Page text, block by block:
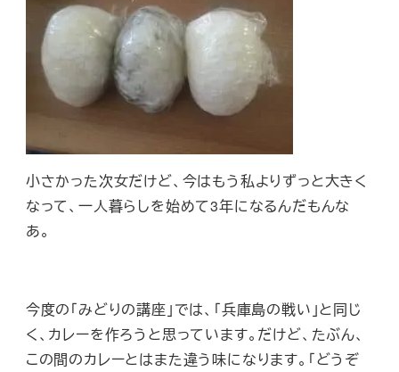
小さかった次女だけど、今はもう私よりずっと大きく
なって、一人暮らしを始めて3年になるんだもんな
あ。
今度の「みどりの講座」では、「兵庫島の戦い」と同じ
く、カレーを作ろうと思っています。だけど、たぶん、
この間のカレーとはまた違う味になります。「どうぞ